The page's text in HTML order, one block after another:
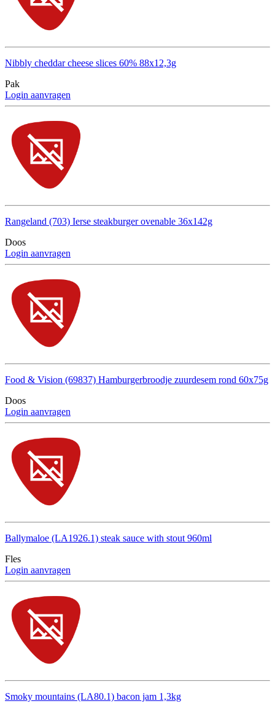
Nibbly cheddar cheese slices 60% 88x12,3g
Pak
Login aanvragen
Rangeland (703) Ierse steakburger ovenable 36x142g
Doos
Login aanvragen
Food & Vision (69837) Hamburgerbroodje zuurdesem rond 60x75g
Doos
Login aanvragen
Ballymaloe (LA1926.1) steak sauce with stout 960ml
Fles
Login aanvragen
Smoky mountains (LA80.1) bacon jam 1,3kg